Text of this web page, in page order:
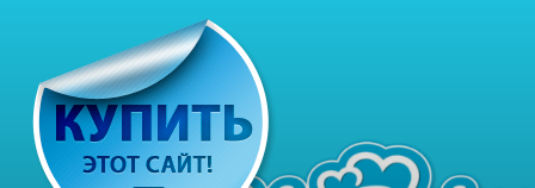
содержимому